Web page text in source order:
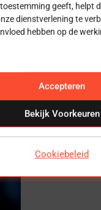
geeft, helpt
dienstverlening te
hebben op de
Accepteren
Bekijk Voorkeuren
Cookiebeleid